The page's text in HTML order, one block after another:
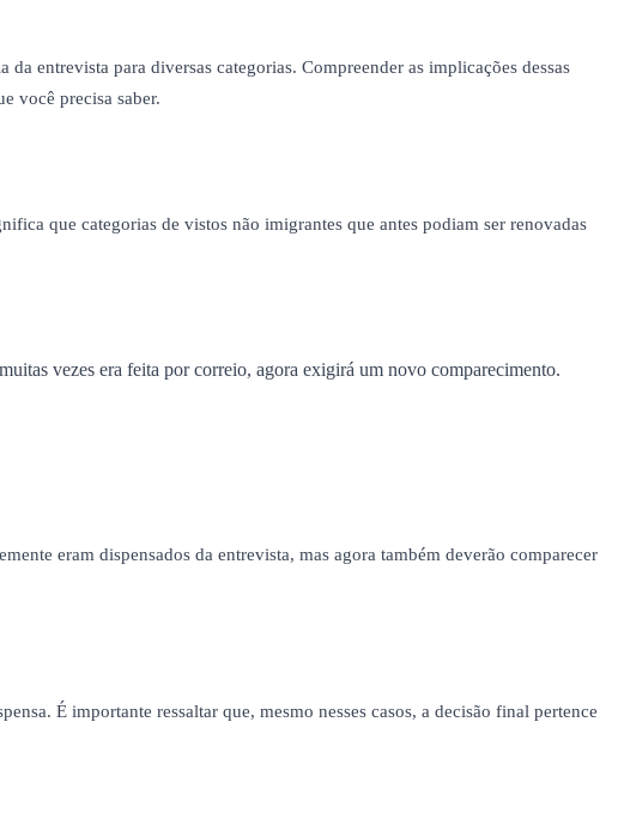
entrevista para diversas categorias. Compreender as implicações dessas
você precisa saber.
que categorias de vistos não imigrantes que antes podiam ser renovadas
vezes era feita por correio, agora exigirá um novo comparecimento.
eram dispensados da entrevista, mas agora também deverão comparecer
É importante ressaltar que, mesmo nesses casos, a decisão final pertence